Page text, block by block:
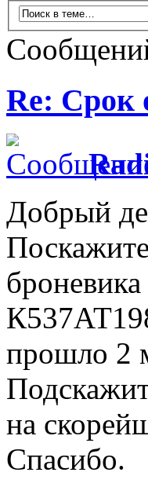
Re: Срок
Добрый
прошло 2
на
Спасибо.